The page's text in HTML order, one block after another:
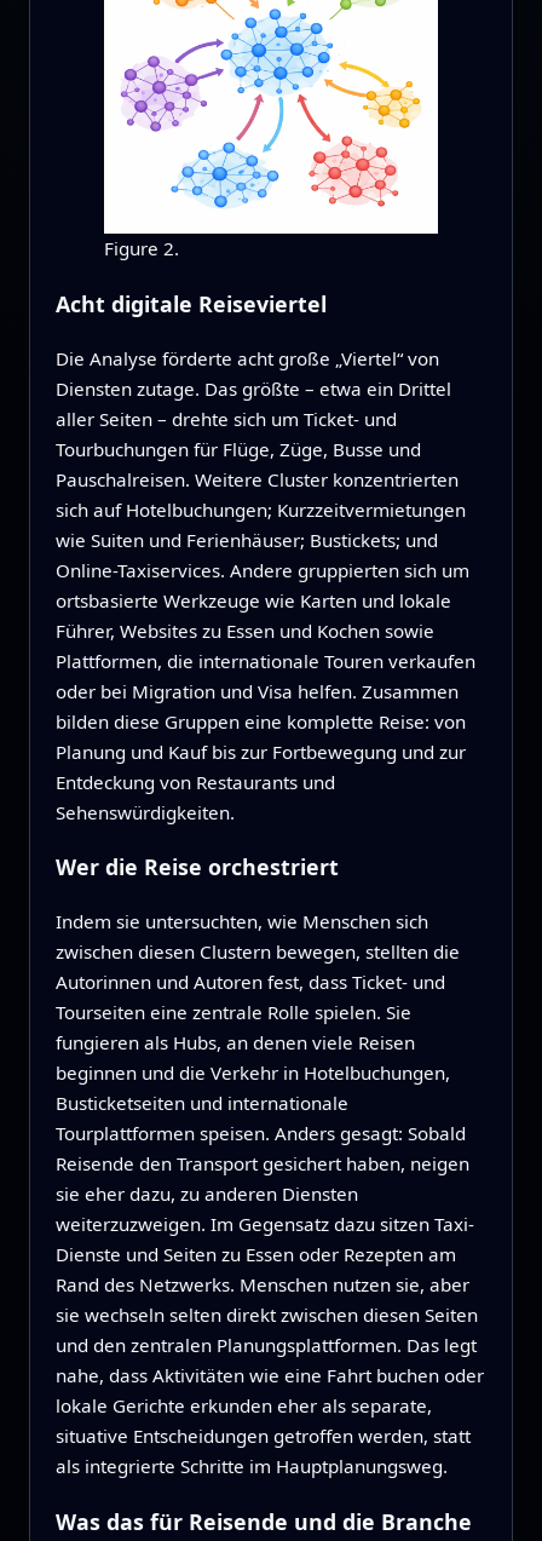
Figure 2.
Acht digitale Reiseviertel
Die Analyse förderte acht große „Viertel“ von
Diensten zutage. Das größte – etwa ein Drittel
aller Seiten – drehte sich um Ticket- und
Tourbuchungen für Flüge, Züge, Busse und
Pauschalreisen. Weitere Cluster konzentrierten
sich auf Hotelbuchungen; Kurzzeitvermietungen
wie Suiten und Ferienhäuser; Bustickets; und
Online-Taxiservices. Andere gruppierten sich um
ortsbasierte Werkzeuge wie Karten und lokale
Führer, Websites zu Essen und Kochen sowie
Plattformen, die internationale Touren verkaufen
oder bei Migration und Visa helfen. Zusammen
bilden diese Gruppen eine komplette Reise: von
Planung und Kauf bis zur Fortbewegung und zur
Entdeckung von Restaurants und
Sehenswürdigkeiten.
Wer die Reise orchestriert
Indem sie untersuchten, wie Menschen sich
zwischen diesen Clustern bewegen, stellten die
Autorinnen und Autoren fest, dass Ticket- und
Tourseiten eine zentrale Rolle spielen. Sie
fungieren als Hubs, an denen viele Reisen
beginnen und die Verkehr in Hotelbuchungen,
Busticketseiten und internationale
Tourplattformen speisen. Anders gesagt: Sobald
Reisende den Transport gesichert haben, neigen
sie eher dazu, zu anderen Diensten
weiterzuzweigen. Im Gegensatz dazu sitzen Taxi-
Dienste und Seiten zu Essen oder Rezepten am
Rand des Netzwerks. Menschen nutzen sie, aber
sie wechseln selten direkt zwischen diesen Seiten
und den zentralen Planungsplattformen. Das legt
nahe, dass Aktivitäten wie eine Fahrt buchen oder
lokale Gerichte erkunden eher als separate,
situative Entscheidungen getroffen werden, statt
als integrierte Schritte im Hauptplanungsweg.
Was das für Reisende und die Branche